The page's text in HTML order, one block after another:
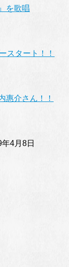
を歌唱
スタート！！
惠介さん！！
4月8日